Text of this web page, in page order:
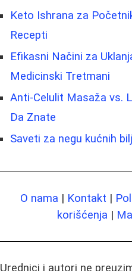
Keto Ishrana za
Recepti
Efikasni Načini za
Medicinski Tretmani
Anti-Celulit Masaža vs.
Da Znate
Saveti za negu kućnih
O nama | Kontakt |
korišćenja |
Urednici i autori ne